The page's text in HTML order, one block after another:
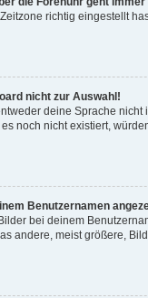
richtig eingestellt
nicht zur Auswahl!
deine Sprache
noch nicht existiert,
Benutzernamen
bei deinem
andere, meist größere,